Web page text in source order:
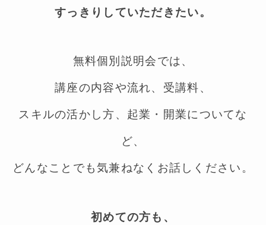
すっきりしていただきたい。
無料個別説明会では、
講座の内容や流れ、受講料、
スキルの活かし方、起業・開業についてな
ど、
どんなことでも気兼ねなくお話しください。
初めての方も、